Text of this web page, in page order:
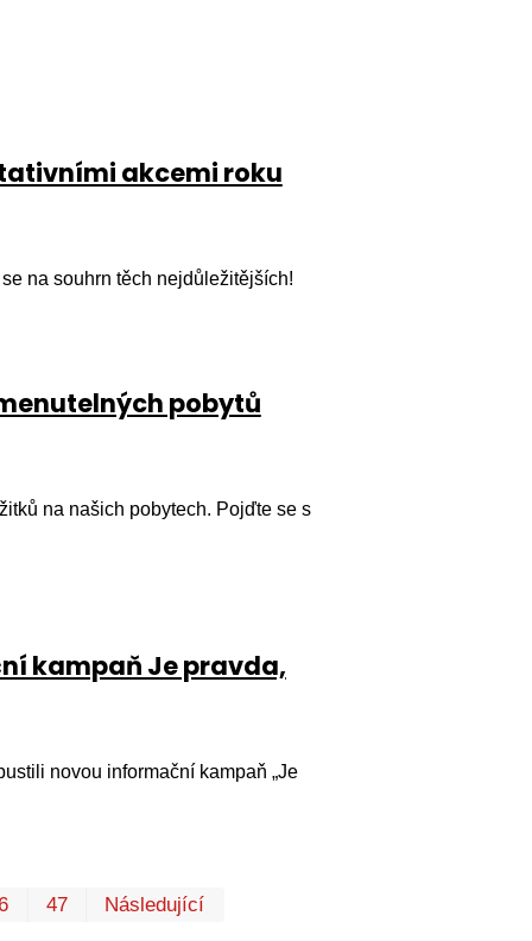
akcemi roku
na souhrn těch nejdůležitějších!
pobytů
na našich pobytech. Pojďte se s
kampaň Je pravda,
novou informační kampaň „Je
47 Následující